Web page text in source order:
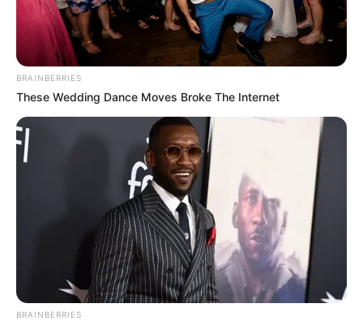
BRAINBERRIES
These Wedding Dance Moves Broke The Internet
BRAINBERRIES